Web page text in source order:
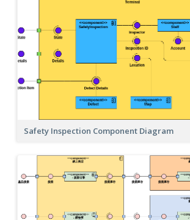
Safety Inspection Component Diagram